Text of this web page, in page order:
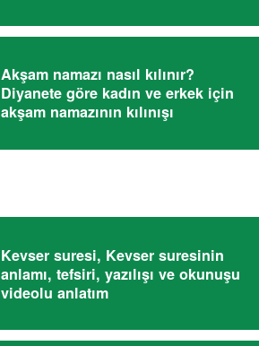
Akşam namazı nasıl kılınır?
Diyanete göre kadın ve erkek için
akşam namazının kılınışı
Kevser suresi, Kevser suresinin
anlamı, tefsiri, yazılışı ve okunuşu
videolu anlatım